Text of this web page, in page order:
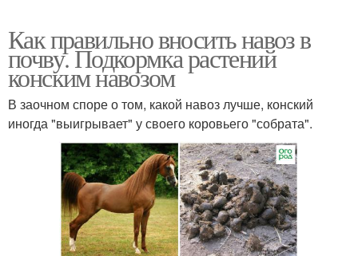
Как правильно вносить навоз в
почву. Подкормка растений
конским навозом
В заочном споре о том, какой навоз лучше, конский
иногда "выигрывает" у своего коровьего "собрата".